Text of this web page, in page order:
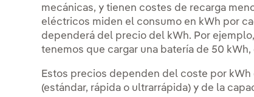
mecánicas, y tienen costes de recarga
eléctricos miden el consumo en kWh por
dependerá del precio del kWh. Por
tenemos que cargar una batería de 50
Estos precios dependen del coste por
(estándar, rápida o ultrarrápida) y de la